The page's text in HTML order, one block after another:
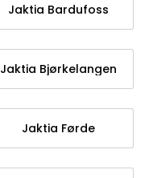
Jaktia Bardufoss
Jaktia Bjørkelangen
Jaktia Førde